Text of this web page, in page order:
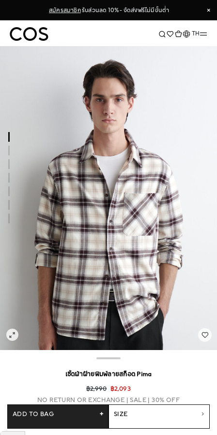
สมัครสมาชิกรับส่วนลด 10% - จัดส่งฟรีไม่มีขั้นต่ำ
×
×
ภาษาTH
เชิ้ตผ้าฝ้ายพิมพ์ลายสก็อต Pima
฿2,990 ฿2,093
NO RETURN OR EXCHANGE SALE | 30% OFF
SIZE
ADD TO BAG +